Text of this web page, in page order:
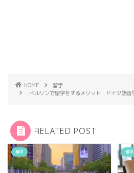
HOME
留学
ベルリンで留学をするメリット ドイツ語留
RELATED POST
留学 留学